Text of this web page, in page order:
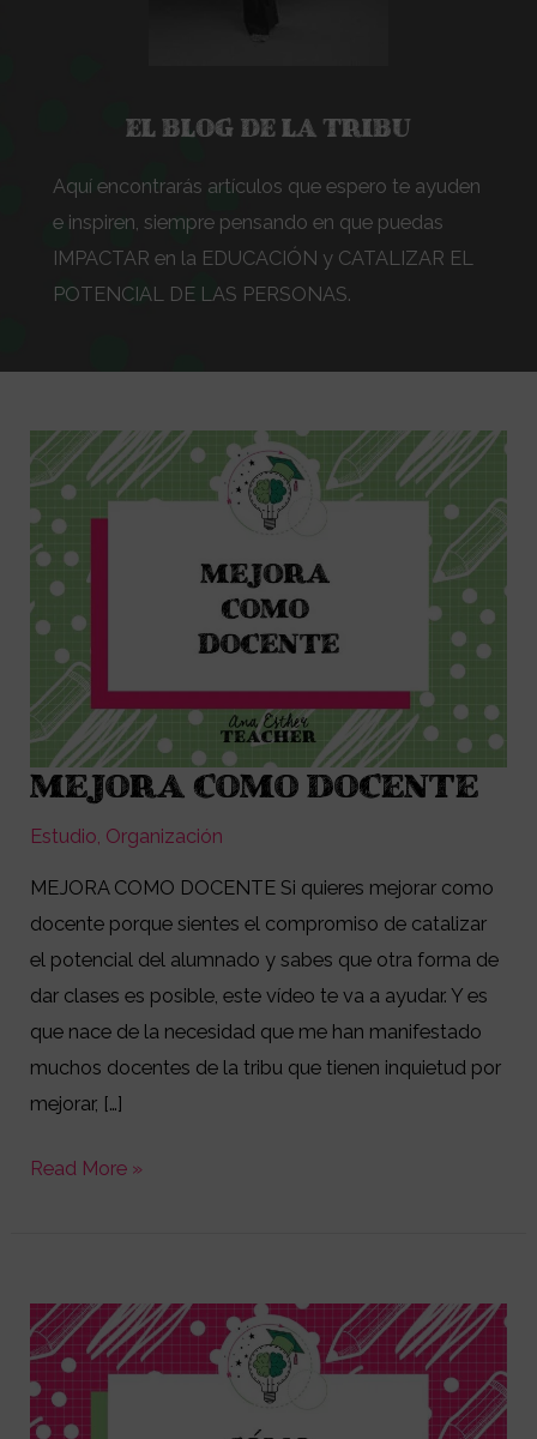
EL BLOG DE LA TRIBU
Aquí encontrarás artículos que espero te ayuden
e inspiren, siempre pensando en que puedas
IMPACTAR en la EDUCACIÓN y CATALIZAR EL
POTENCIAL DE LAS PERSONAS.
MEJORA COMO DOCENTE
Estudio, Organización
MEJORA COMO DOCENTE Si quieres mejorar como
docente porque sientes el compromiso de catalizar
el potencial del alumnado y sabes que otra forma de
dar clases es posible, este vídeo te va a ayudar. Y es
que nace de la necesidad que me han manifestado
muchos docentes de la tribu que tienen inquietud por
mejorar, […]
MEJORA
Read More »
entradas